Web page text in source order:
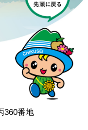
筑西市
360番地